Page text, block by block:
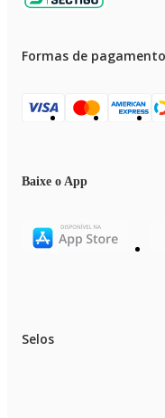
Formas de pagamento
Baixe o App
Selos